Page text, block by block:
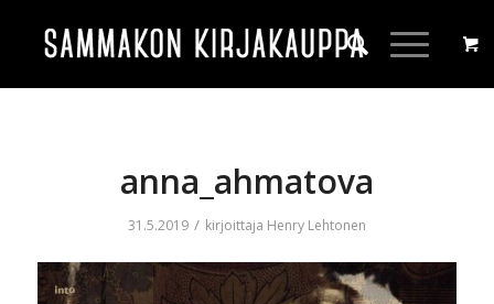
anna_ahmatova
31.5.2019 / kirjoittaja Henry Lehtonen